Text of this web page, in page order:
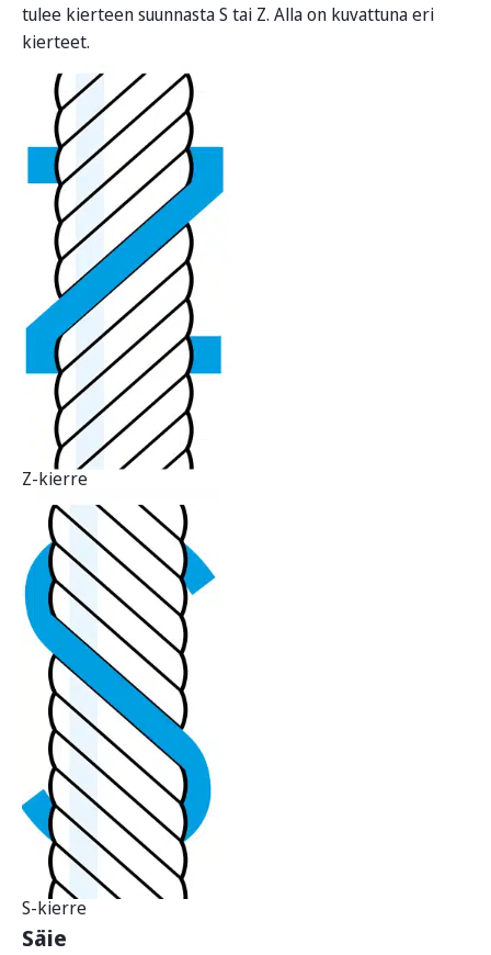
tulee kierteen suunnasta S tai Z. Alla on kuvattuna eri
kierteet.
Z-kierre
S-kierre
Säie